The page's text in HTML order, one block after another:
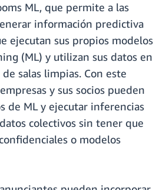
ML, que permite a las
información predictiva
ejecutan sus propios modelos
(ML) y utilizan sus datos en
salas limpias. Con este
y sus socios pueden
de ML y ejecutar inferencias
colectivos sin tener que
o modelos